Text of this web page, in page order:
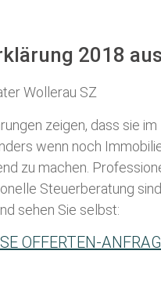
2018
zeigen, dass sie
wenn noch
zu machen.
Steuerberatung
sehen Sie selbst:
OFFERTEN-